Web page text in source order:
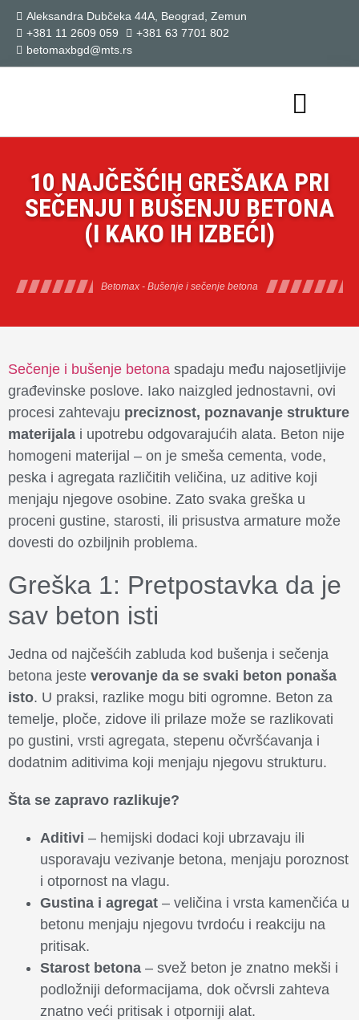
Aleksandra Dubčeka 44A, Beograd, Zemun
+381 11 2609 059
+381 63 7701 802
betomaxbgd@mts.rs
10 NAJČEŠĆIH GREŠAKA PRI
SEČENJU I BUŠENJU BETONA
(I KAKO IH IZBEĆI)
Betomax - Bušenje i sečenje betona
Sečenje i bušenje betona spadaju među najosetljivije
građevinske poslove. Iako naizgled jednostavni, ovi
procesi zahtevaju preciznost, poznavanje strukture
materijala i upotrebu odgovarajućih alata. Beton nije
homogeni materijal – on je smeša cementa, vode,
peska i agregata različitih veličina, uz aditive koji
menjaju njegove osobine. Zato svaka greška u
proceni gustine, starosti, ili prisustva armature može
dovesti do ozbiljnih problema.
Greška 1: Pretpostavka da je
sav beton isti
Jedna od najčešćih zabluda kod bušenja i sečenja
betona jeste verovanje da se svaki beton ponaša
isto. U praksi, razlike mogu biti ogromne. Beton za
temelje, ploče, zidove ili prilaze može se razlikovati
po gustini, vrsti agregata, stepenu očvršćavanja i
dodatnim aditivima koji menjaju njegovu strukturu.
Šta se zapravo razlikuje?
Aditivi – hemijski dodaci koji ubrzavaju ili
usporavaju vezivanje betona, menjaju poroznost
i otpornost na vlagu.
Gustina i agregat – veličina i vrsta kamenčića u
betonu menjaju njegovu tvrdoću i reakciju na
pritisak.
Starost betona – svež beton je znatno mekši i
podložniji deformacijama, dok očvrsli zahteva
znatno veći pritisak i otporniji alat.